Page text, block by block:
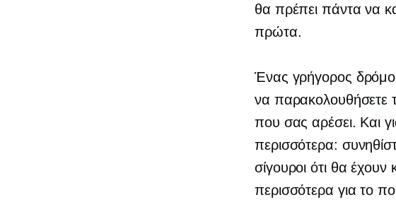
θα πρέπει πάντα να
πρώτα.
Ένας γρήγορος δρόμος
να παρακολουθήσετε
που σας αρέσει. Και
περισσότερα:
σίγουροι ότι θα
περισσότερα για το